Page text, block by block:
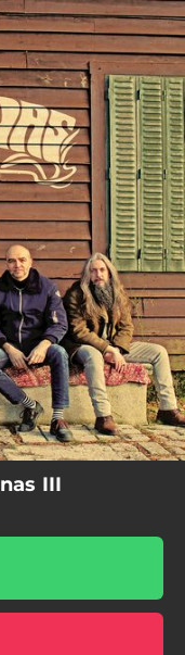
Nubes Negras
Todo Mal
Lo Intenté
Amarcord
No Soy Yo
Ilumíname
Volveré
El Tiempo Pasará
Brindo por Ti
en la Galaxia
III